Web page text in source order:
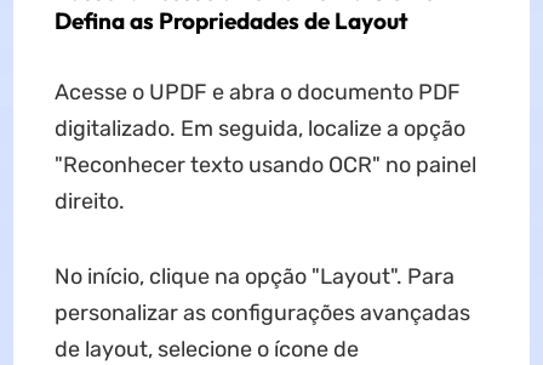
Defina as Propriedades de Layout
Acesse o UPDF e abra o documento PDF
digitalizado. Em seguida, localize a opção
"Reconhecer texto usando OCR" no painel
direito.
No início, clique na opção "Layout". Para
personalizar as configurações avançadas
de layout, selecione o ícone de